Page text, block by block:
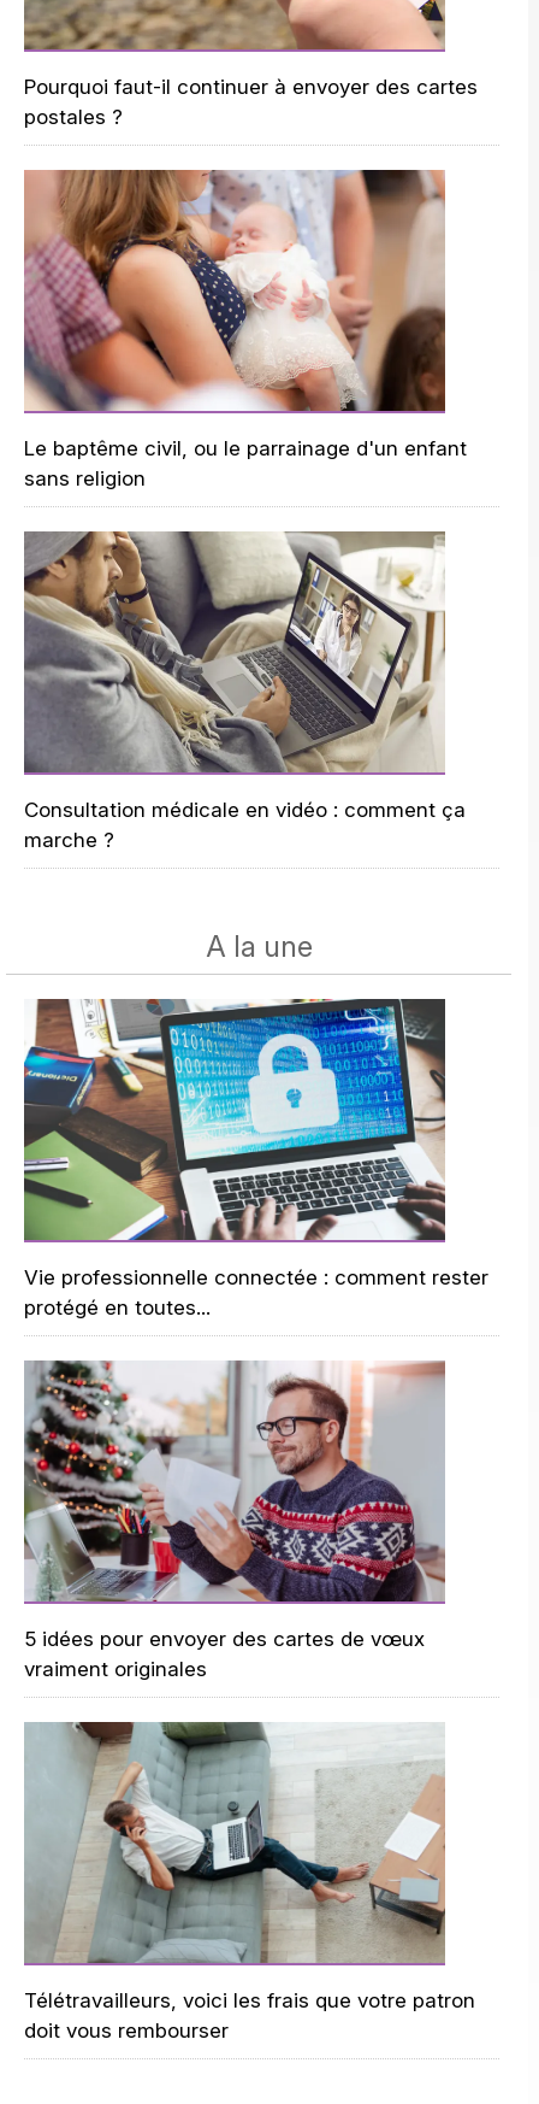
Pourquoi faut-il continuer à envoyer des cartes
postales ?
Le baptême civil, ou le parrainage d'un enfant
sans religion
Consultation médicale en vidéo : comment ça
marche ?
A la une
Vie professionnelle connectée : comment rester
protégé en toutes...
5 idées pour envoyer des cartes de vœux
vraiment originales
Télétravailleurs, voici les frais que votre patron
doit vous rembourser